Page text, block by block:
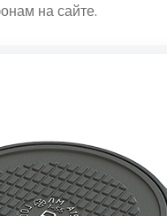
на сайте.